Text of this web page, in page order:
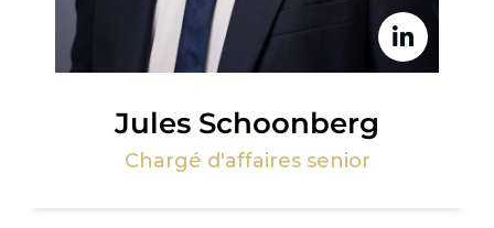
Jules Schoonberg
Chargé d'affaires senior